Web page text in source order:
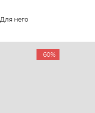
Для него
-60%